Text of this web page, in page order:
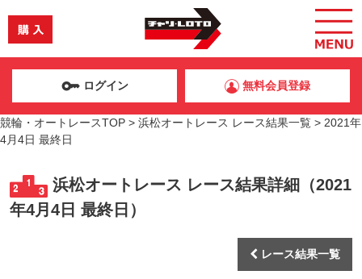
ログイン 無料会員登録
競輪・オートレースTOP > 浜松オートレース レース結果一覧 > 2021年
4月4日 最終日
浜松オートレース レース結果詳細（2021
年4月4日 最終日）
レース結果一覧